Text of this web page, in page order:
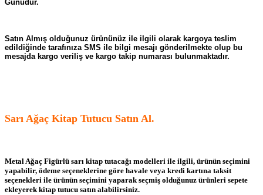
Günüdür.
Satın Almış olduğunuz ürününüz ile ilgili olarak kargoya teslim
edildiğinde tarafınıza SMS ile bilgi mesajı gönderilmekte olup bu
mesajda kargo veriliş ve kargo takip numarası bulunmaktadır.
Sarı Ağaç Kitap Tutucu Satın Al.
Metal Ağaç Figürlü sarı kitap tutacağı modelleri ile ilgili, ürünün seçimini
yapabilir, ödeme seçeneklerine göre havale veya kredi kartına taksit
seçenekleri ile ürünün seçimini yaparak seçmiş olduğunuz ürünleri sepete
ekleyerek kitap tutucu satın alabilirsiniz.